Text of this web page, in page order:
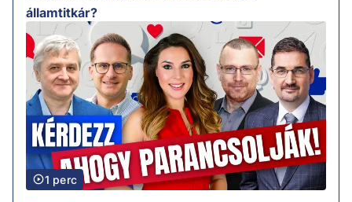
államtitkár?
1 perc